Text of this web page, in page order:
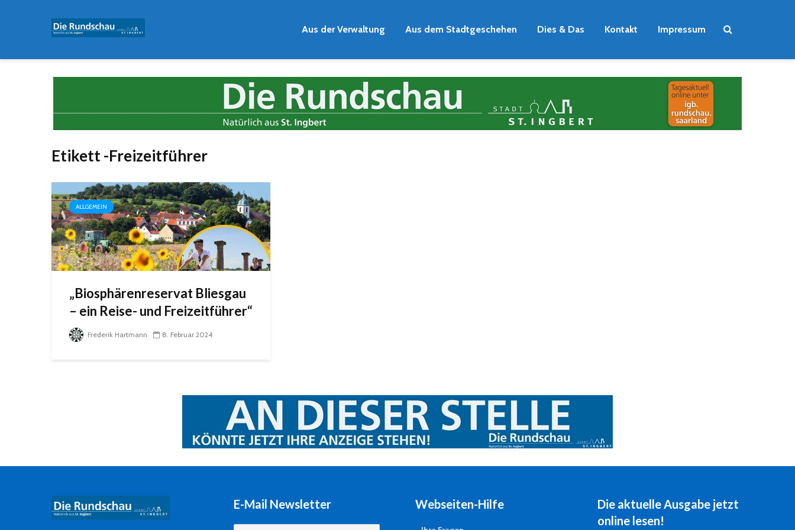
Aus der Verwaltung Aus dem Stadtgeschehen Dies & Das Kontakt Impressum
Etikett -Freizeitführer
ALLGEMEIN
„Biosphärenreservat Bliesgau
– ein Reise- und Freizeitführer“
Frederik Hartmann 8. Februar 2024
E-Mail Newsletter Webseiten-Hilfe
Die aktuelle Ausgabe jetzt
online lesen!